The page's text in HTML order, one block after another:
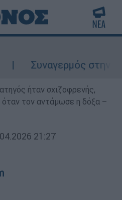
Συναγερμός στην
ήταν σχιζοφρενής,
όταν τον αντάμωσε η δόξα –
21:27